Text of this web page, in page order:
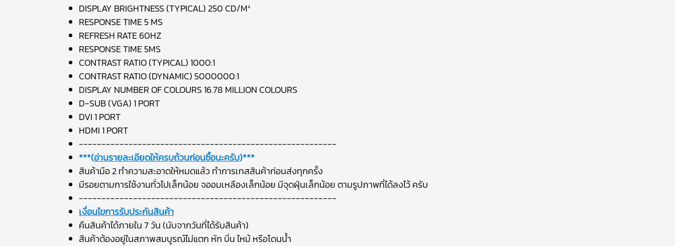
DISPLAY BRIGHTNESS (TYPICAL) 250 CD/M²
RESPONSE TIME 5 MS
REFRESH RATE 60HZ
RESPONSE TIME 5MS
CONTRAST RATIO (TYPICAL) 1000:1
CONTRAST RATIO (DYNAMIC) 5000000:1
DISPLAY NUMBER OF COLOURS 16.78 MILLION COLOURS
D-SUB (VGA) 1 PORT
DVI 1 PORT
HDMI 1 PORT
---------------------------------------------------------
***(อ่านรายละเอียดให้ครบถ้วนก่อนซื้อนะครับ)***
สินค้ามือ 2 ทำความสะอาดให้หมดแล้ว ทำการเทสสินค้าก่อนส่งทุกครั้ง
มีรอยตามการใช้งานทั่วไปเล็กน้อย จออมเหลืองเล็กน้อย มีจุดฝุ่นเล็กน้อย ตามรูปภาพที่ได้ลงไว้ ครับ
---------------------------------------------------------
เงื่อนไขการรับประกันสินค้า
คืนสินค้าได้ภายใน 7 วัน (นับจากวันที่ได้รับสินค้า)
สินค้าต้องอยู่ในสภาพสมบูรณ์ไม่แตก หัก บิ่น ไหม้ หรือโดนน้ำ